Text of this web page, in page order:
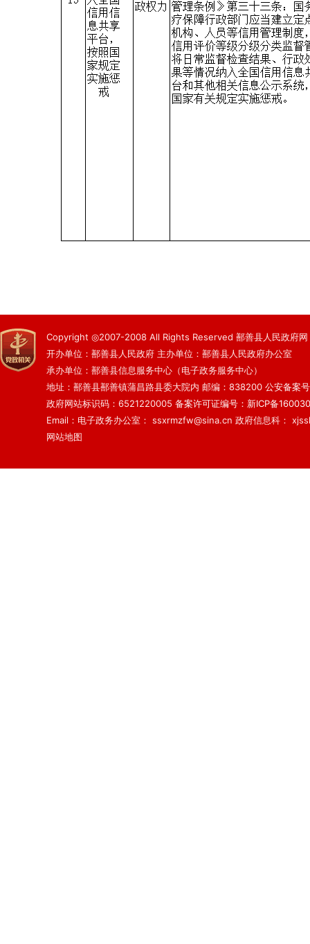
Copyright ◎2007-2008 All Rights Reserved 鄯善县人民政府网
开办单位：鄯善县人民政府 主办单位：鄯善县人民政府办公室
承办单位：鄯善县信息服务中心（电子政务服务中心）
地址：鄯善县鄯善镇蒲昌路县委大院内 邮编：838200 公安备案
政府网站标识码：6521220005 备案许可证编号：新ICP备
Email：电子政务办公室： ssxrmzfw@sina.cn 政府信息科：
网站地图